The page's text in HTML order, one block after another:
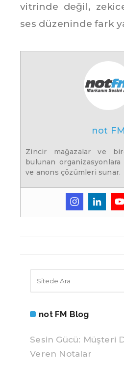
vitrinde değil,
ses düzeninde fark
not FM
Zincir mağazalar ve
bulunan
ve anons çözümleri sunar.
not FM Blog
Sesin Gücü: Müşteri
Veren Notalar